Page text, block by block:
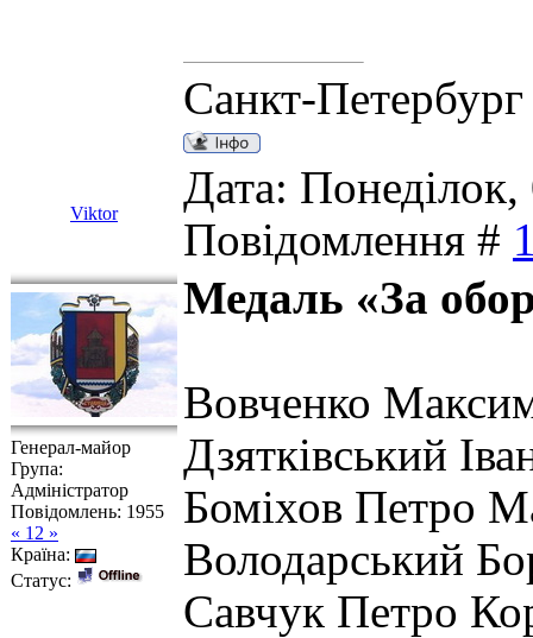
Санкт-Петербург
Viktor
Дата:
Повідомлення #
Генерал-майор
Група:
Адміністратор
Повідомлень: 1955
« 12 »
Країна:
Статус:
Медаль «За
Вовченко
Дзятківський
Боміхов Петро
Володарський
Савчук Петро